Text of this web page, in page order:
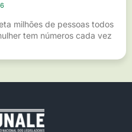
milhões de pessoas todos
tem números cada vez